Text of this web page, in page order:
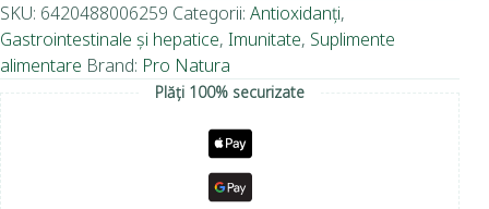
SKU: 6420488006259 Categorii: Antioxidanți,
Gastrointestinale și hepatice, Imunitate, Suplimente
alimentare Brand: Pro Natura
Plăți 100% securizate